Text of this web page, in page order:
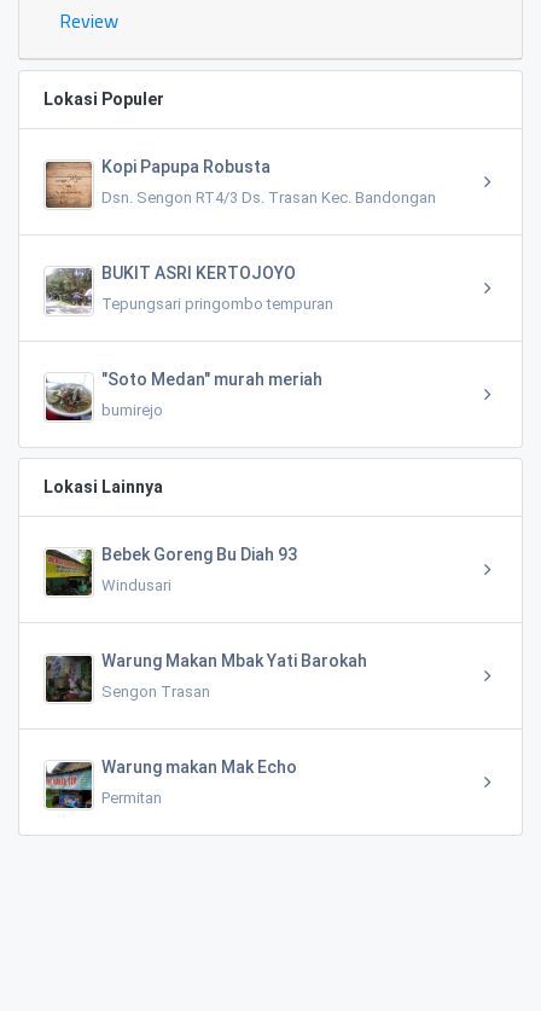
Review
Lokasi Populer
Kopi Papupa Robusta
Dsn. Sengon RT4/3 Ds. Trasan Kec. Bandongan
BUKIT ASRI KERTOJOYO
Tepungsari pringombo tempuran
"Soto Medan" murah meriah
bumirejo
Lokasi Lainnya
Bebek Goreng Bu Diah 93
Windusari
Warung Makan Mbak Yati Barokah
Sengon Trasan
Warung makan Mak Echo
Permitan